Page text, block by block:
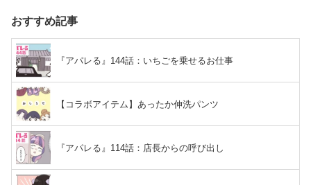
おすすめ記事
『アパレる』144話：いちごを乗せるお仕事
【コラボアイテム】あったか伸洗パンツ
『アパレる』114話：店長からの呼び出し